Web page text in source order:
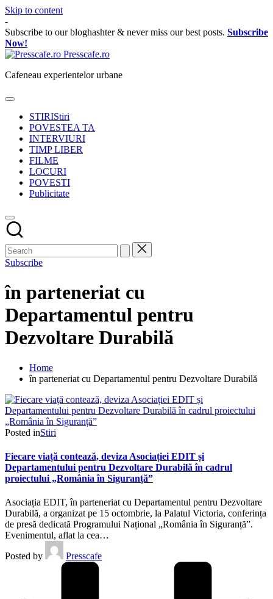
Skip to content
-
Subscribe to our bloghashter & never miss our best posts. Subscribe
Now!
Presscafe.ro
Cafeneau experientelor urbane
STIRIStiri
POVESTEA TA
INTERVIURI
TIMP LIBER
FILME
LOCURI
POVESTI
Publicitate
Subscribe
în parteneriat cu
Departamentul pentru
Dezvoltare Durabilă
Home
în parteneriat cu Departamentul pentru Dezvoltare Durabilă
Posted inStiri
Fiecare viață contează, deviza Asociației EDIT și
Departamentului pentru Dezvoltare Durabilă în cadrul
proiectului „România în Siguranță”
Asociația EDIT, în parteneriat cu Departamentul pentru Dezvoltare
Durabilă, a organizat pe 15 octombrie, la Palatul Victoria, conferința
de presă dedicată Programului Național „România în Siguranță”.
Evenimentul, aflat la cea…
Posted by
Presscafe